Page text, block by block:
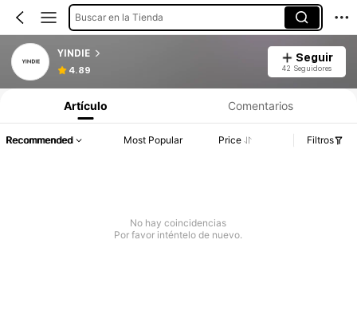
Buscar en la Tienda
YINDIE
4.89
Seguir
42 Seguidores
Artículo Comentarios
Recommended Most Popular Price Filtros
No hay coincidencias
Por favor inténtelo de nuevo.